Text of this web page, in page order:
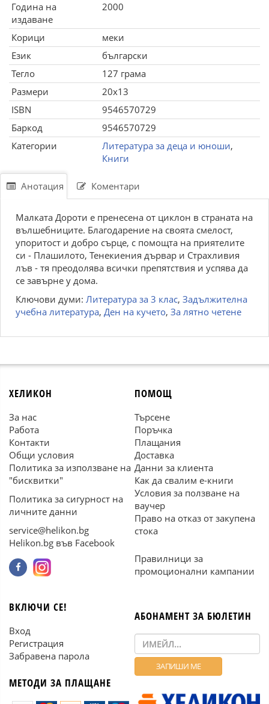
Година на
издаване
2000
Корици
меки
Език
български
Тегло
127 грама
Размери
20x13
ISBN
9546570729
Баркод
9546570729
Категории
Литература за деца и юноши,
Книги
Анотация Коментари
Малката Дороти е пренесена от циклон в страната на
вълшебниците. Благодарение на своята смелост,
упоритост и добро сърце, с помощта на приятелите
си - Плашилото, Тенекиения дървар и Страхливия
лъв - тя преодолява всички препятствия и успява да
се завърне у дома.
Ключови думи: Литература за 3 клас, Задължителна
учебна литература, Ден на кучето, За лятно четене
ХЕЛИКОН
За нас
Работа
Контакти
Общи условия
Политика за използване на
"бисквитки"
Политика за сигурност на
личните данни
service@helikon.bg
Helikon.bg във Facebook
ПОМОЩ
Търсене
Поръчка
Плащания
Доставка
Данни за клиента
Как да свалим е-книги
Условия за ползване на
ваучер
Право на отказ от закупена
стока
Правилници за
промоционални кампании
ВКЛЮЧИ СЕ!
Вход
Регистрация
Забравена парола
МЕТОДИ ЗА ПЛАЩАНЕ
АБОНАМЕНТ ЗА БЮЛЕТИН